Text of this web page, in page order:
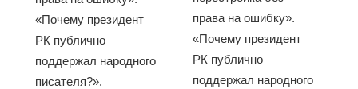
«Почему президент
РК публично
поддержал народного
писателя?».
права на ошибку».
«Почему президент
РК публично
поддержал народного